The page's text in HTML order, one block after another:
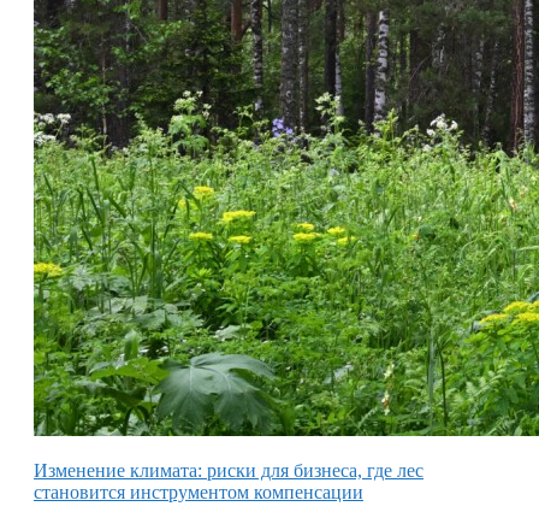
Изменение климата: риски для бизнеса, где лес
становится инструментом компенсации